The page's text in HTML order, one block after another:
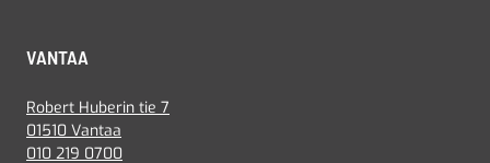
VANTAA
Robert Huberin tie 7
01510 Vantaa
010 219 0700